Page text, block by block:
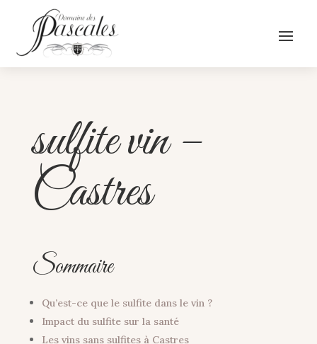
sulfite vin –
Castres
Sommaire
Qu’est-ce que le sulfite dans le vin ?
Impact du sulfite sur la santé
Les vins sans sulfites à Castres